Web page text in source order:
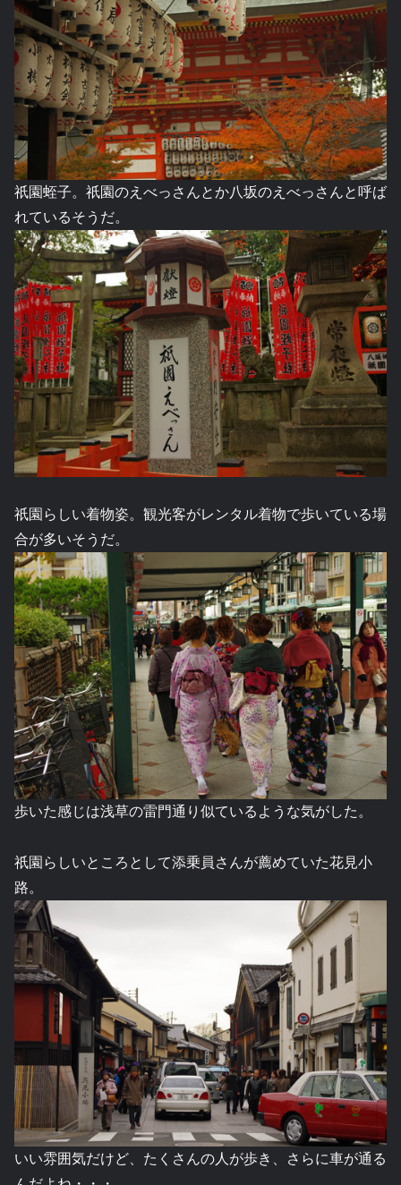
祇園蛭子。祇園のえべっさんとか八坂のえべっさんと呼ば
れているそうだ。
祇園らしい着物姿。観光客がレンタル着物で歩いている場
合が多いそうだ。
歩いた感じは浅草の雷門通り似ているような気がした。
祇園らしいところとして添乗員さんが薦めていた花見小
路。
いい雰囲気だけど、たくさんの人が歩き、さらに車が通る